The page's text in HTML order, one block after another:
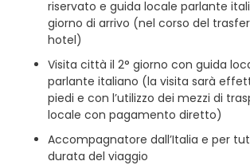
riservato e guida locale parlante
giorno di arrivo (nel corso del
hotel)
Visita città il 2° giorno con guida
parlante italiano (la visita sarà
piedi e con l’utilizzo dei mezzi di
locale con pagamento diretto)
Accompagnatore dall’Italia e per
durata del viaggio